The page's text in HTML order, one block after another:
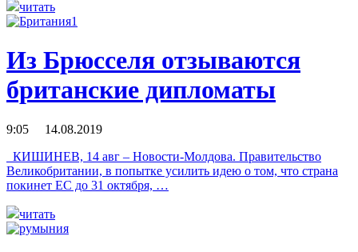
читать
Из Брюсселя отзываются
британские дипломаты
9:05 14.08.2019
КИШИНЕВ, 14 авг – Новости-Молдова. Правительство
Великобритании, в попытке усилить идею о том, что страна
покинет ЕС до 31 октября, …
читать